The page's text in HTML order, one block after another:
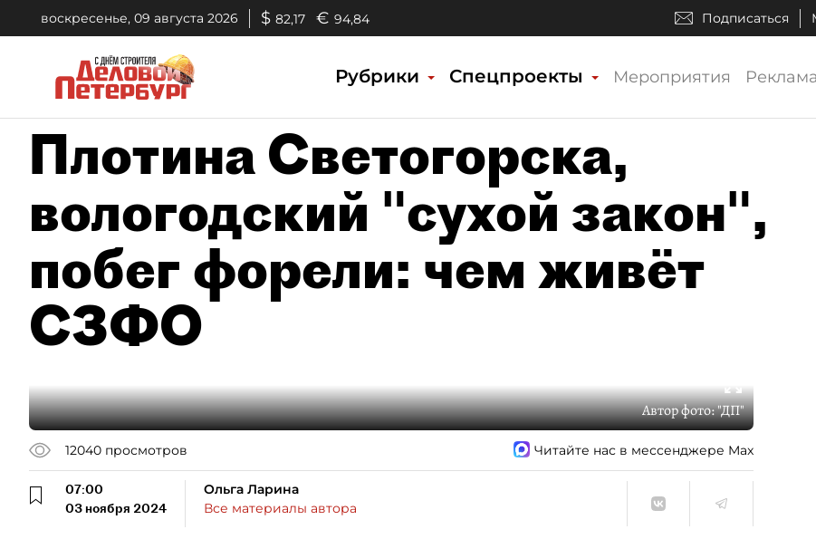
воскресенье, 09 августа 2026 $ 82,17 € 94,84 Подписаться
Рубрики Спецпроекты Мероприятия Реклама
Плотина Светогорска,
вологодский "сухой закон",
побег форели: чем живёт
СЗФО
Автор фото:"ДП"
12040 просмотров Читайте нас в мессенджере Max
07:00
03 ноября 2024
Ольга Ларина
Все материалы автора